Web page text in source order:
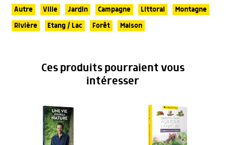
Autre Ville Jardin Campagne Littoral
Montagne
Rivière
Etang / Lac Forêt Maison
Ces produits pourraient vous
intéresser